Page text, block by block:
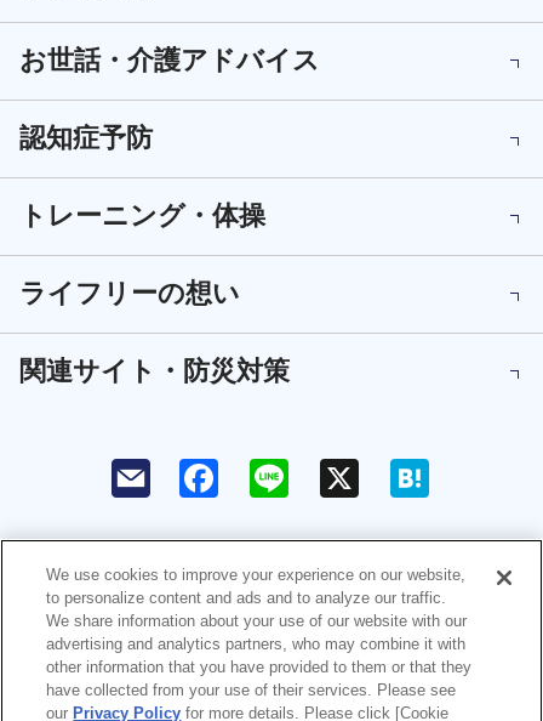
お世話・介護アドバイス
認知症予防
トレーニング・体操
ライフリーの想い
関連サイト・防災対策
b
o
k
n
ユニ・チャームHOME お問い合わせ
ウェブサイト利用規約 プライバシーポリシー
We use cookies to improve your experience on our website,
to personalize content and ads and to analyze our traffic.
We share information about your use of our website with our
advertising and analytics partners, who may combine it with
other information that you have provided to them or that they
have collected from your use of their services. Please see
our Privacy Policy for more details. Please click [Cookie